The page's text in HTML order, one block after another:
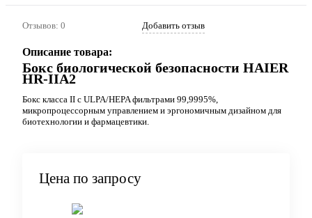
Отзывов: 0 Добавить отзыв
Описание товара:
Бокс биологической безопасности HAIER
HR-IIA2
Бокс класса II с ULPA/HEPA фильтрами 99,9995%,
микропроцессорным управлением и эргономичным дизайном для
биотехнологии и фармацевтики.
Цена по запросу